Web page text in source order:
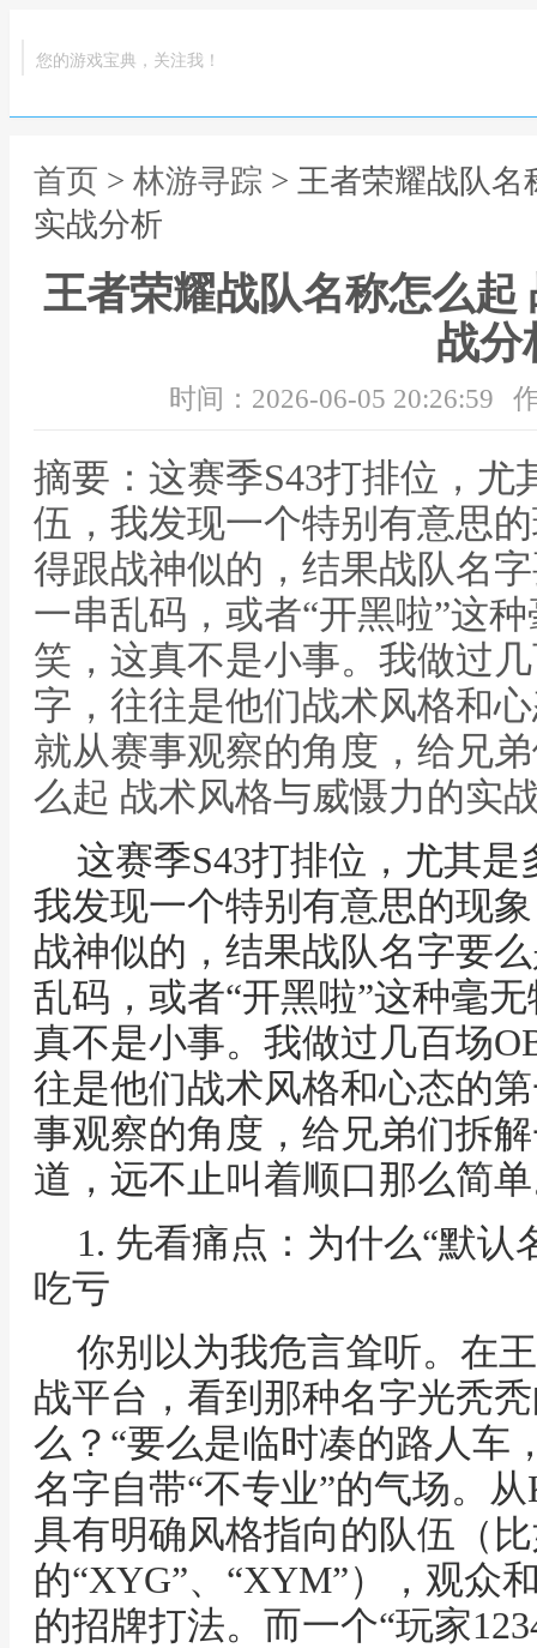
您的游戏宝典，关注我！
首页 > 林游寻踪 > 王者荣耀战队
实战分析
王者荣耀战队名称怎么起
战分
时间：2026-06-05 20:26:59
摘要：这赛季S43打排位，
伍，我发现一个特别有意思
得跟战神似的，结果战队名
一串乱码，或者“开黑啦”这
笑，这真不是小事。我做过
字，往往是他们战术风格和
就从赛事观察的角度，给兄
么起 战术风格与威慑力的实
这赛季S43打排位，尤其
我发现一个特别有意思的现
战神似的，结果战队名字要
乱码，或者“开黑啦”这种毫
真不是小事。我做过几百场
往是他们战术风格和心态的
事观察的角度，给兄弟们拆
道，远不止叫着顺口那么简
1. 先看痛点：为什么“默认
吃亏
你别以为我危言耸听。在
战平台，看到那种名字光秃
么？“要么是临时凑的路人车
名字自带“不专业”的气场。
具有明确风格指向的队伍（
的“XYG”、“XYM”），观众
的招牌打法。而一个“玩家